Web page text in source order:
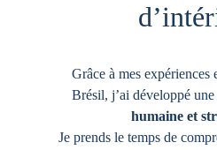
Grâce à mes expériences
Brésil, j’ai développé
humaine et
Je prends le temps de